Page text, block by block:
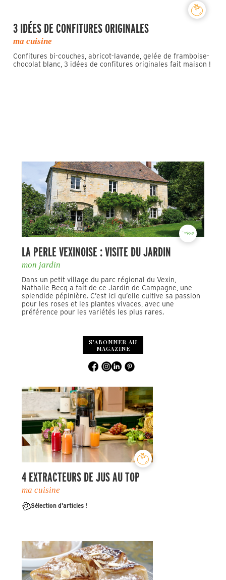
3 IDÉES DE CONFITURES ORIGINALES
ma cuisine
Confitures bi-couches, abricot-lavande, gelée de framboise-
chocolat blanc, 3 idées de confitures originales fait maison !
LA PERLE VEXINOISE : VISITE DU JARDIN
mon jardin
Dans un petit village du parc régional du Vexin,
Nathalie Becq a fait de ce Jardin de Campagne, une
splendide pépinière. C’est ici qu’elle cultive sa passion
pour les roses et les plantes vivaces, avec une
préférence pour les variétés les plus rares.
S'ABONNER AU
MAGAZINE
4 EXTRACTEURS DE JUS AU TOP
ma cuisine
Sélection d'articles !